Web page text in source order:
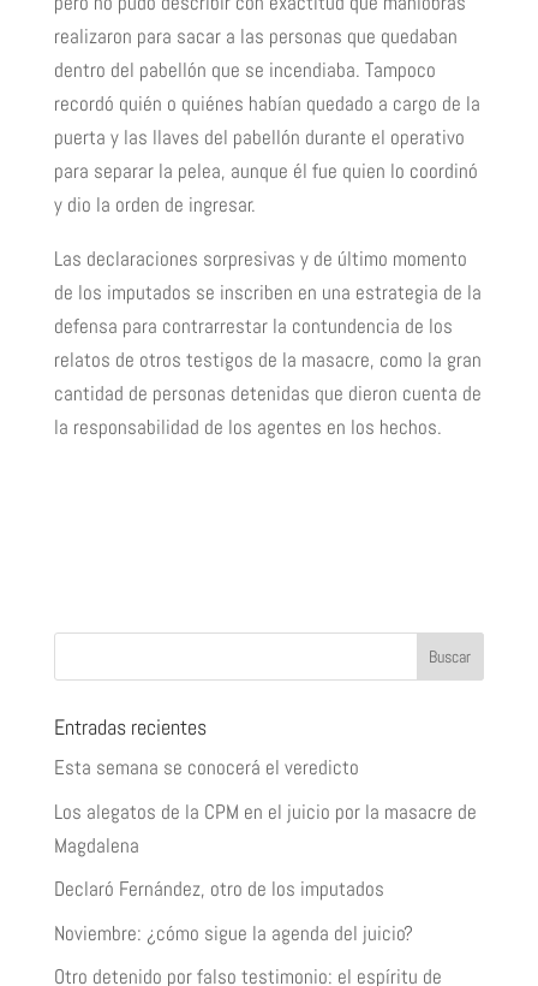
realizaron para sacar a las personas que quedaban
dentro del pabellón que se incendiaba. Tampoco
recordó quién o quiénes habían quedado a cargo de la
puerta y las llaves del pabellón durante el operativo
para separar la pelea, aunque él fue quien lo coordinó
y dio la orden de ingresar.
Las declaraciones sorpresivas y de último momento
de los imputados se inscriben en una estrategia de la
defensa para contrarrestar la contundencia de los
relatos de otros testigos de la masacre, como la gran
cantidad de personas detenidas que dieron cuenta de
la responsabilidad de los agentes en los hechos.
Entradas recientes
Esta semana se conocerá el veredicto
Los alegatos de la CPM en el juicio por la masacre de
Magdalena
Declaró Fernández, otro de los imputados
Noviembre: ¿cómo sigue la agenda del juicio?
Otro detenido por falso testimonio: el espíritu de